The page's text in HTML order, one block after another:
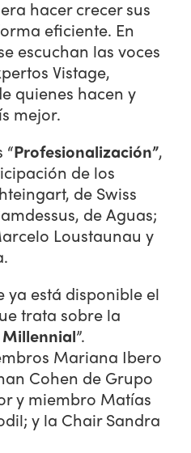
hacer crecer sus
eficiente. En
escuchan las voces
Vistage,
quienes hacen y
mejor.
Profesionalización”,
de los
de Swiss
de Aguas;
Loustaunau y
ya está disponible el
trata sobre la
”.
Mariana Ibero
Cohen de Grupo
y miembro Matías
y la Chair Sandra